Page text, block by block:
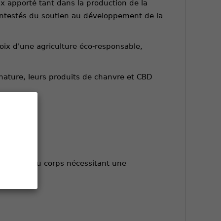
apporté tant dans la production de la
du soutien au développement de la
d'une agriculture éco-responsable,
leurs produits de chanvre et CBD
partie du corps nécessitant une